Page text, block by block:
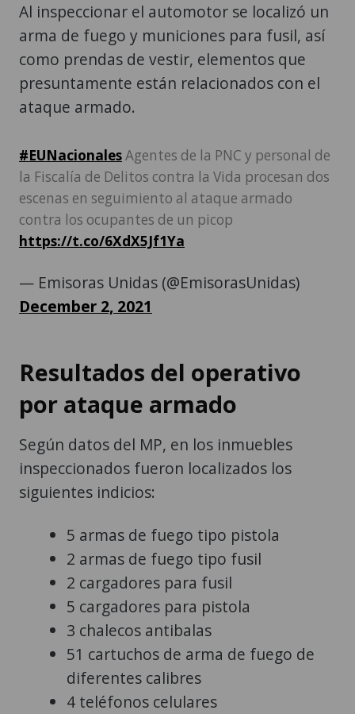
Al inspeccionar el automotor se localizó un
arma de fuego y municiones para fusil, así
como prendas de vestir, elementos que
presuntamente están relacionados con el
ataque armado.
#EUNacionalesAgentes de la PNC y personal de
la Fiscalía de Delitos contra la Vida procesan dos
escenas en seguimiento al ataque armado
contra los ocupantes de un picop
https://t.co/6XdX5Jf1Ya
— Emisoras Unidas (@EmisorasUnidas)
December 2, 2021
Resultados del operativo
por ataque armado
Según datos del MP, en los inmuebles
inspeccionados fueron localizados los
siguientes indicios:
5 armas de fuego tipo pistola
2 armas de fuego tipo fusil
2 cargadores para fusil
5 cargadores para pistola
3 chalecos antibalas
51 cartuchos de arma de fuego de
diferentes calibres
4 teléfonos celulares